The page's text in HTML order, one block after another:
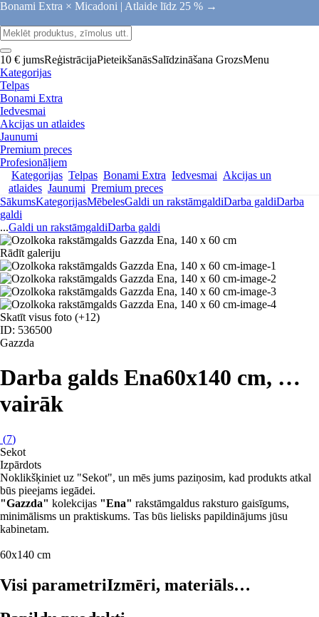
Bonami Extra × Micadoni | Atlaide līdz 25 % →
10 € jumsReģistrācijaPieteikšanāsSalīdzināšana GrozsMenu
Kategorijas
Telpas
Bonami Extra
Iedvesmai
Akcijas un atlaides
Jaunumi
Premium preces
Profesionāļiem
Kategorijas Telpas Bonami Extra Iedvesmai Akcijas un
atlaides Jaunumi Premium preces
SākumsKategorijasMēbelesGaldi un rakstāmgaldiDarba galdiDarba
galdi
...Galdi un rakstāmgaldiDarba galdi
Rādīt galeriju
Skatīt visus foto (+12)
ID: 536500
Gazzda
Darba galds Ena60x140 cm, …
vairāk
(7)
Sekot
Izpārdots
Noklikšķiniet uz "Sekot", un mēs jums paziņosim, kad produkts atkal
būs pieejams iegādei.
"Gazzda" kolekcijas "Ena" rakstāmgaldus raksturo gaisīgums,
minimālisms un praktiskums. Tas būs lielisks papildinājums jūsu
kabinetam.
60x140 cm
Visi parametriIzmēri, materiāls…